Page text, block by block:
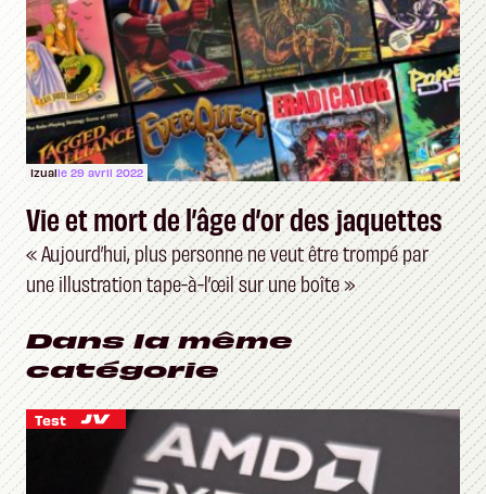
Izualle 29 avril 2022
Vie et mort de l’âge d’or des jaquettes
« Aujourd’hui, plus personne ne veut être trompé par
une illustration tape-à-l’œil sur une boîte »
Dans la même
catégorie
Test